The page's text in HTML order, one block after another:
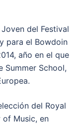
del Festival
para el Bowdoin
año en el que
Summer School,
del Royal
of Music, en